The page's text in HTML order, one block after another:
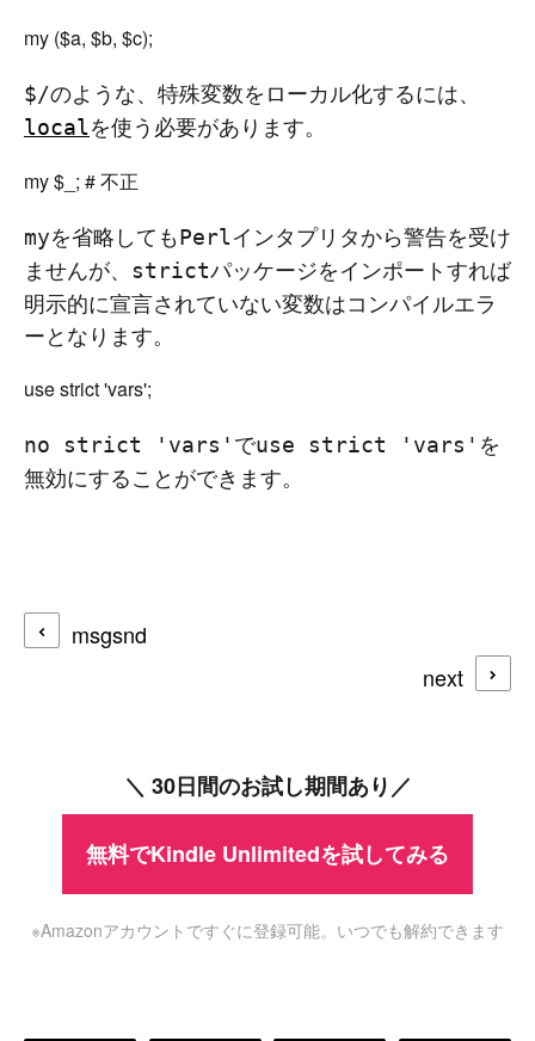
$/のような、特殊変数をローカル化するには、
localを使う必要があります。
myを省略してもPerlインタプリタから警告を受け
ませんが、
strictパッケージをインポートすれば
明示的に宣言されていない変数はコンパイルエラ
ーとなります。
no strict 'vars' でuse strict 'vars' を
無効にすることができます。
msgsnd
next
＼ 30日間のお試し期間あり／
無料でKindle Unlimitedを試してみる
※Amazonアカウントですぐに登録可能。いつでも解約できます